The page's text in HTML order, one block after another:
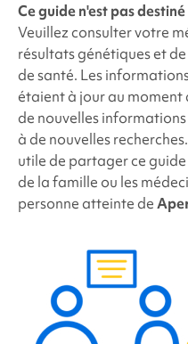
Ce guide n'est pas
Veuillez consulter votre
résultats génétiques et
de santé. Les
étaient à jour au moment
de nouvelles
à de nouvelles
utile de partager ce
de la famille ou les
personne atteinte de